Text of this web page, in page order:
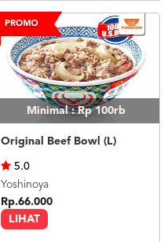
Minimal : Rp 100rb
Original Beef Bowl (L)
LIHAT
5.0
Yoshinoya
Rp.66.000